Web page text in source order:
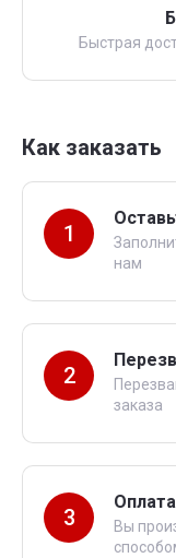
Быстрая
Как заказать
1
нам
2
заказа
3
Оплата
Вы